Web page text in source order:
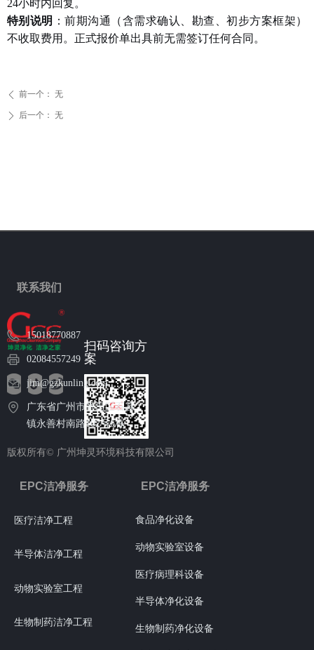
24小时内回复。
特别说明 ：前期沟通（含需求确认、勘查、初步方案框架）
不收取费用。正式报价单出具前无需签订任何合同。
ꄴ 前一个： 无
ꄲ 后一个： 无
版权所有© 广州坤灵环境科技有限公司
扫码咨询方
案
EPC洁净服务
医疗洁净工程
半导体洁净工程
动物实验室工程
生物制药洁净工程
食品净化设备
动物实验室设备
医疗病理科设备
半导体净化设备
生物制药净化设备
EPC洁净服务
15018770887
02084557249
jim@gzkunling.com
广东省广州市番禺区石碁
镇永善村南路102号6栋
联系我们